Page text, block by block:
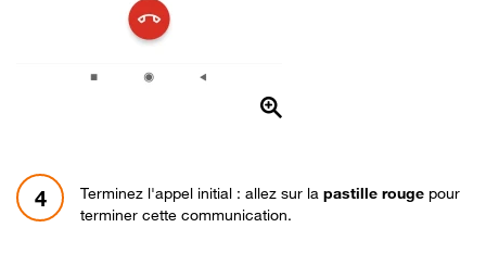
4 Terminez l'appel initial : allez sur la pastille rouge pour
terminer cette communication.